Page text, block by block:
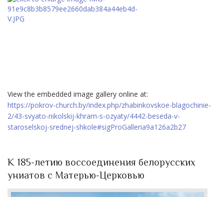
View the embedded image gallery online at:
https://pokrov-church.by/index.php/zhabinkovskoe-blagochinie-
2/43-svyato-nikolskij-khram-s-ozyaty/4442-beseda-v-
staroselskoj-srednej-shkole#sigProGalleria9a126a2b27
К 185-летию воссоединения белорусских
униатов с Матерью-Церковью